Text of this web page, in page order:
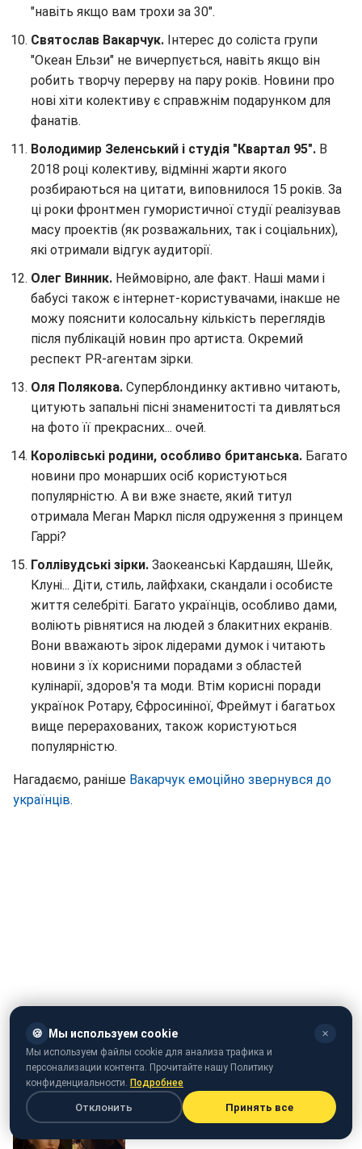
"навіть якщо вам трохи за 30".
Святослав Вакарчук. Інтерес до соліста групи
"Океан Ельзи" не вичерпується, навіть якщо він
робить творчу перерву на пару років. Новини про
нові хіти колективу є справжнім подарунком для
фанатів.
Володимир Зеленський і студія "Квартал 95". В
2018 році колективу, відмінні жарти якого
розбираються на цитати, виповнилося 15 років. За
ці роки фронтмен гумористичної студії реалізував
масу проектів (як розважальних, так і соціальних),
які отримали відгук аудиторії.
Олег Винник. Неймовірно, але факт. Наші мами і
бабусі також є інтернет-користувачами, інакше не
можу пояснити колосальну кількість переглядів
після публікацій новин про артиста. Окремий
респект PR-агентам зірки.
Оля Полякова. Суперблондинку активно читають,
цитують запальні пісні знаменитості та дивляться
на фото її прекрасних... очей.
Королівські родини, особливо британська. Багато
новини про монарших осіб користуються
популярністю. А ви вже знаєте, який титул
отримала Меган Маркл після одруження з принцем
Гаррі?
Голлівудські зірки. Заокеанські Кардашян, Шейк,
Клуні... Діти, стиль, лайфхаки, скандали і особисте
життя селебріті. Багато українців, особливо дами,
воліють рівнятися на людей з блакитних екранів.
Вони вважають зірок лідерами думок і читають
новини з їх корисними порадами з областей
кулінарії, здоров'я та моди. Втім корисні поради
українок Ротару, Єфросиніної, Фреймут і багатьох
вище перерахованих, також користуються
популярністю.
Нагадаємо, раніше Вакарчук емоційно звернувся до
українців.
🍪 Мы используем cookie ✕
Мы используем файлы cookie для анализа трафика и
персонализации контента. Прочитайте нашу Политику
конфиденциальности. Подробнее
Отклонить Принять все